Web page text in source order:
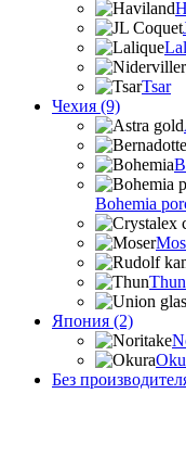
Tsar
Чехия (9)
Bohemia
Thun
Япония (2)
Без